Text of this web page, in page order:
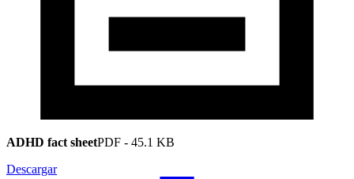
ADHD fact sheetPDF - 45.1 KB
Descargar